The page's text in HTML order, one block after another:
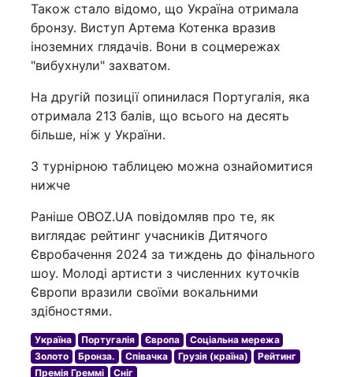
Також стало відомо, що Україна отримала
бронзу. Виступ Артема Котенка вразив
іноземних глядачів. Вони в соцмережах
"вибухнули" захватом.
На другій позиції опинилася Португалія, яка
отримала 213 балів, що всього на десять
більше, ніж у України.
З турнірною таблицею можна ознайомитися
нижче
Раніше OBOZ.UA повідомляв про те, як
виглядає рейтинг учасників Дитячого
Євробачення 2024 за тиждень до фінального
шоу. Молоді артисти з численних куточків
Європи вразили своїми вокальними
здібностями.
Україна Португалія Європа
Соціальна мережа
Золото
Бронза. Співачка Грузія (країна)
Рейтинг
Премія Греммі
Сніг